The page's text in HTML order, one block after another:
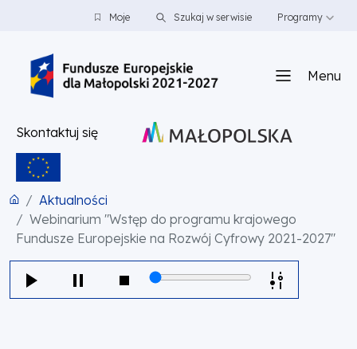
PRZEJDŹ DO TREŚCI
PRZEJDŹ DO MENUMoje Szukaj w serwisie Programy
Menu
Skontaktuj się
Aktualności
Webinarium "Wstęp do programu krajowego
Fundusze Europejskie na Rozwój Cyfrowy 2021-2027"